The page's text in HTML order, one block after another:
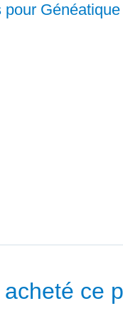
pour Généatique
ce